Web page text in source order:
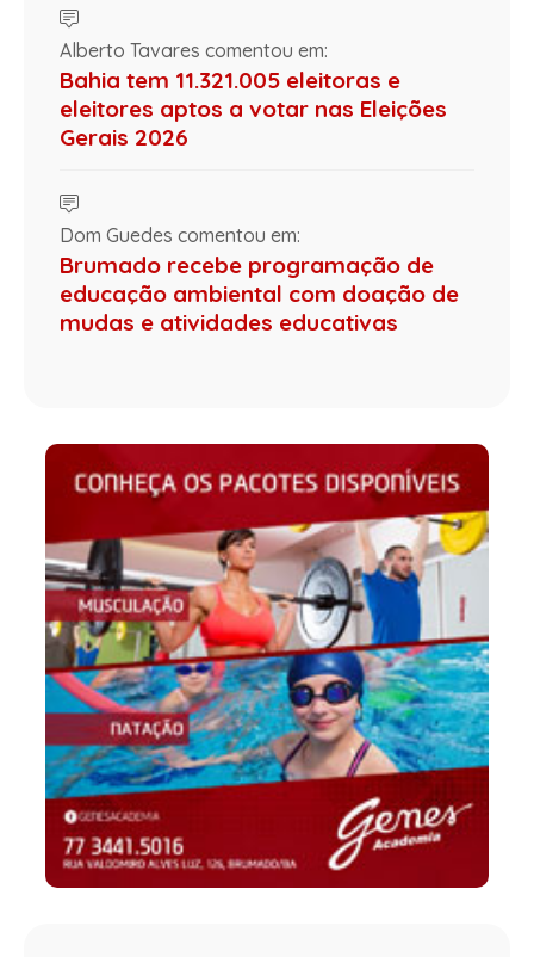
Alberto Tavares comentou em:
Bahia tem 11.321.005 eleitoras e
eleitores aptos a votar nas Eleições
Gerais 2026
Dom Guedes comentou em:
Brumado recebe programação de
educação ambiental com doação de
mudas e atividades educativas